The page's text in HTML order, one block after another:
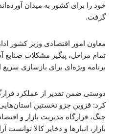
خود را برای کشور به میدان
گرفت.
معاون امور اقتصادی وزیر کشور
تمام مراحل، پیگیر مشکلات
برنامه ویژه‌ای برای بازسازی سریع
دوستی ضمن تقدیر از عملکرد
کرد: قزوین جزو نخستین استان‌هایی
جنگ، قرارگاه مدیریت بازار و
بازار، انبارها و ذخایر کالا